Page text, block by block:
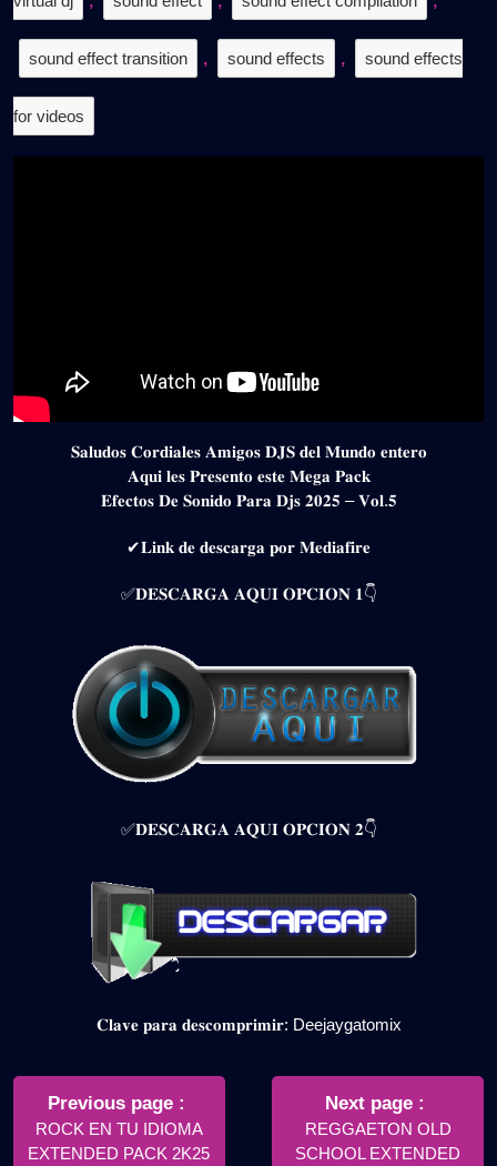
sound effect transition , sound effects , sound effects
for videos
𝐒𝐚𝐥𝐮𝐝𝐨𝐬 𝐂𝐨𝐫𝐝𝐢𝐚𝐥𝐞𝐬 𝐀𝐦𝐢𝐠𝐨𝐬 𝐃𝐉𝐒 𝐝𝐞𝐥 𝐌𝐮𝐧𝐝𝐨 𝐞𝐧𝐭𝐞𝐫𝐨
𝐀𝐪𝐮𝐢 𝐥𝐞𝐬 𝐏𝐫𝐞𝐬𝐞𝐧𝐭𝐨 𝐞𝐬𝐭𝐞 𝐌𝐞𝐠𝐚 𝐏𝐚𝐜𝐤
𝐄𝐟𝐞𝐜𝐭𝐨𝐬 𝐃𝐞 𝐒𝐨𝐧𝐢𝐝𝐨 𝐏𝐚𝐫𝐚 𝐃𝐣𝐬 𝟐𝟎𝟐𝟓 – 𝐕𝐨𝐥.𝟓
✔𝐋𝐢𝐧𝐤 𝐝𝐞 𝐝𝐞𝐬𝐜𝐚𝐫𝐠𝐚 𝐩𝐨𝐫 𝐌𝐞𝐝𝐢𝐚𝐟𝐢𝐫𝐞
✅𝐃𝐄𝐒𝐂𝐀𝐑𝐆𝐀 𝐀𝐐𝐔𝐈 𝐎𝐏𝐂𝐈𝐎𝐍 𝟏👇
✅𝐃𝐄𝐒𝐂𝐀𝐑𝐆𝐀 𝐀𝐐𝐔𝐈 𝐎𝐏𝐂𝐈𝐎𝐍 𝟐👇
𝐂𝐥𝐚𝐯𝐞 𝐩𝐚𝐫𝐚 𝐝𝐞𝐬𝐜𝐨𝐦𝐩𝐫𝐢𝐦𝐢𝐫: Deejaygatomix
Navegación
entradas
Previous page
Posts
ROCK EN TU IDIOMA
EXTENDED PACK 2K25
Next page
Posts
REGGAETON OLD
SCHOOL EXTENDED